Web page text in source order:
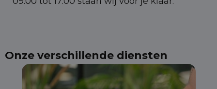
Onze verschillende diensten